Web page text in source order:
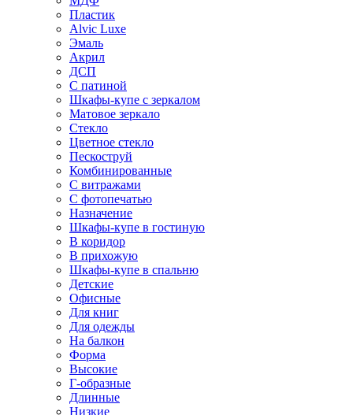
Пластик
Alvic Luxe
Эмаль
Акрил
ДСП
С патиной
Шкафы-купе с зеркалом
Матовое зеркало
Стекло
Цветное стекло
Пескоструй
Комбинированные
С витражами
С фотопечатью
Назначение
Шкафы-купе в гостиную
В коридор
В прихожую
Шкафы-купе в спальню
Детские
Офисные
Для книг
Для одежды
На балкон
Форма
Высокие
Г-образные
Длинные
Низкие